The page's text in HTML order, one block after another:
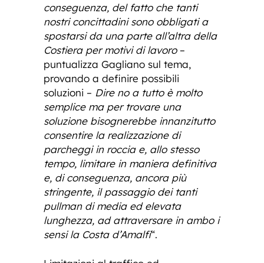
conseguenza, del fatto che tanti
nostri concittadini sono obbligati a
spostarsi da una parte all’altra della
Costiera per motivi di lavoro–
puntualizza Gagliano sul tema,
provando a definire possibili
soluzioni – Dire no a tutto è molto
semplice ma per trovare una
soluzione bisognerebbe innanzitutto
consentire la realizzazione di
parcheggi in roccia e, allo stesso
tempo, limitare in maniera definitiva
e, di conseguenza, ancora più
stringente, il passaggio dei tanti
pullman di media ed elevata
lunghezza, ad attraversare in ambo i
sensi la Costa d’Amalfi“.